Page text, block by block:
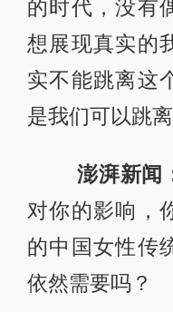
依然需要吗？
田朴珺：
强伟大。其实
苦。包括她告
多去吃些苦，
算苦。老了吃
这一篇其实是